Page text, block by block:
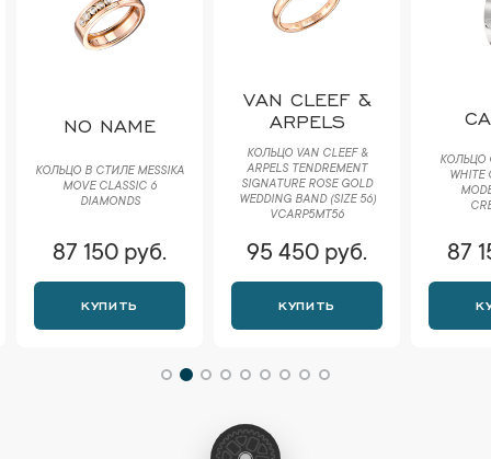
NO NAME
КОЛЬЦО В СТИЛЕ MESSIKA
MOVE CLASSIC 6
DIAMONDS
87 150 руб.
КУПИТЬ
VAN CLEEF &
ARPELS
КОЛЬЦО VAN CLEEF &
ARPELS TENDREMENT
SIGNATURE ROSE GOLD
WEDDING BAND (SIZE 56)
VCARP5MT56
95 450 руб.
КУПИТЬ
КОЛЬЦО
WHITE
87